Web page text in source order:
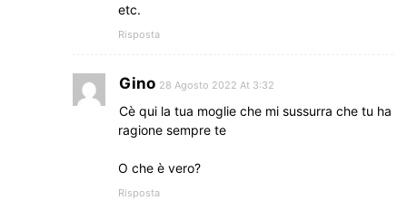
etc.
Risposta
Gino 28 Agosto 2022 At 3:32
Cè qui la tua moglie che mi sussurra che tu ha
ragione sempre te
O che è vero?
Risposta